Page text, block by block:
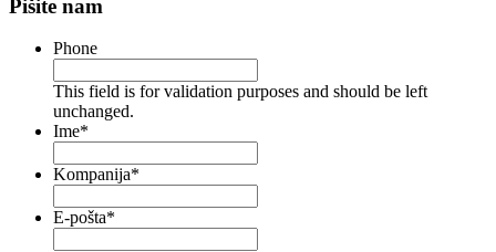
Pišite nam
Phone
This field is for validation purposes and should be left
unchanged.
Ime*
Kompanija*
E-pošta*